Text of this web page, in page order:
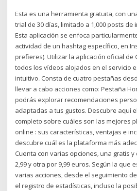
Esta es una herramienta gratuita, con
trial de 30 días, limitado a 1,000 posts de
Esta aplicación se enfoca
actividad de un hashtag específico, en
prefieres). Utilizar la aplicación oficial
todos los vídeos alojados en el servicio
intuitivo. Consta de cuatro pestañas
llevar a cabo acciones como: Pestaña
podrás explorar recomendaciones
adaptadas a tus gustos. Descubre aquí
completo sobre cuáles son las mejores
online : sus características, ventajas e
descubre cuál es la plataforma más
Cuenta con varias opciones, una gratis
2,99 y otra por 9,99 euros. Según la que
varias acciones, desde el seguimiento
el registro de estadísticas, incluso la